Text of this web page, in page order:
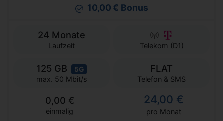
10,00 € Bonus
24 Monate
Laufzeit Telekom (D1)
125 GB 5G
max. 50 Mbit/s
FLAT
Telefon & SMS
0,00 €
einmalig
24,00 €
pro Monat